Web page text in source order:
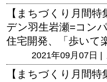
【まちづくり月間
デン羽生岩瀬=コン
住宅開発、「歩いて
2021年09月07日 |
【まちづくり月間